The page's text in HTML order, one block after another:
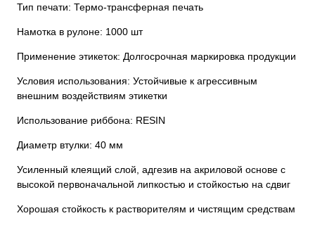
Тип печати: Термо-трансферная печать
Намотка в рулоне: 1000 шт
Применение этикеток: Долгосрочная маркировка продукции
Условия использования: Устойчивые к агрессивным
внешним воздействиям этикетки
Использование риббона: RESIN
Диаметр втулки: 40 мм
Усиленный клеящий слой, адгезив на акриловой основе с
высокой первоначальной липкостью и стойкостью на сдвиг
Хорошая стойкость к растворителям и чистящим средствам